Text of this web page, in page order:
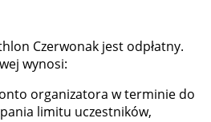
Czerwonak jest odpłatny.
wynosi:
organizatora w terminie do
limitu uczestników,